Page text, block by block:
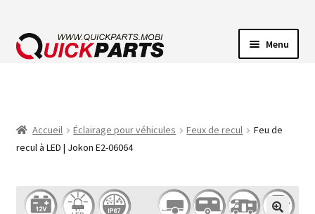
Menu
AVERTISSEUR SONORE
Accueil Éclairage pour véhicules Feux de recul
Feu de
recul à LED | Jokon E2-06064